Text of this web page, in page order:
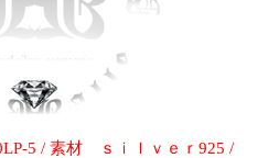
5 / 素材 ｓｉｌｖｅｒ925 /